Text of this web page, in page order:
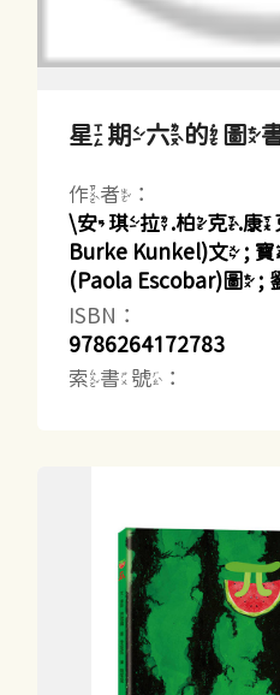
星期六的圖
作者：
\安琪拉.柏克.康
Burke Kunkel)文
(Paola Escobar)
ISBN：
9786264172783
索書號：